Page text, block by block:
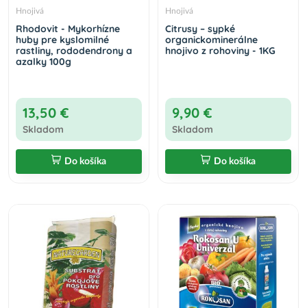
Hnojivá
Rhodovit - Mykorhízne
huby pre kyslomilné
rastliny, rododendrony a
azalky 100g
13,50 €
Skladom
Do košíka
Hnojivá
Citrusy – sypké
organickominerálne
hnojivo z rohoviny - 1KG
9,90 €
Skladom
Do košíka